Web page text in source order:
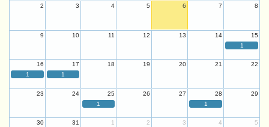
2 3 4 5 6 7 8
9 10 11 12 13 14
15
1
16 17 18 19 20 21
22
1
1
23 24 25 26 27 28
29
1
1
30 31 1 2 3 4
5